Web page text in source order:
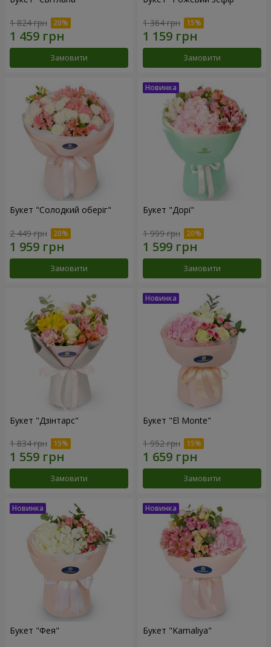
1 824 грн
Замовити
1 364 грн
Замовити
Букет "Солодкий оберіг"
2 449 грн
Замовити
Букет "Дорі"
1 999 грн
Замовити
Букет "Дзінтарс"
1 834 грн
Замовити
Букет "El Monte"
1 952 грн
Замовити
Букет "Фея" Букет "Kamaliya"